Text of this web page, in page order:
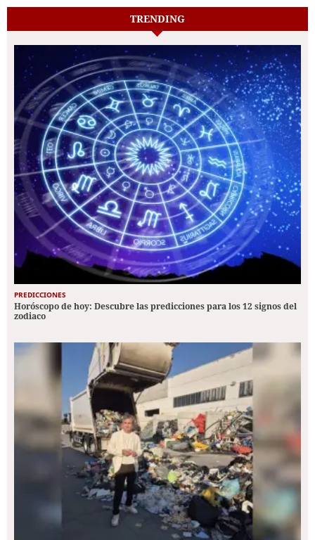
TRENDING
PREDICCIONES
Horóscopo de hoy: Descubre las predicciones para los 12 signos del
zodiaco